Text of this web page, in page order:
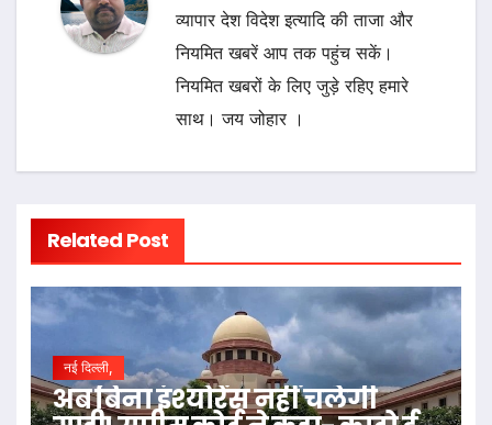
व्यापार देश विदेश इत्यादि की ताजा और
नियमित खबरें आप तक पहुंच सकें।
नियमित खबरों के लिए जुड़े रहिए हमारे
साथ। जय जोहार ।
Related Post
नई दिल्ली,
अब बिना इंश्योरेंस नहीं चलेगी